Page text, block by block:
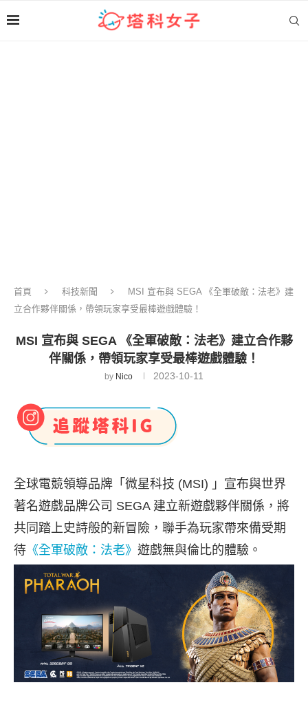
首頁 科技新聞
MSI 宣布與 SEGA 《全軍破敵：法老》建
立合作夥伴關係，帶領玩家享受最棒遊戲體驗！
MSI 宣布與 SEGA 《全軍破敵：法老》建立合作夥
伴關係，帶領玩家享受最棒遊戲體驗！
by Nico 2023-10-11
全球電競領導品牌「微星科技 (MSI) 」宣布與世界
著名遊戲品牌公司 SEGA 建立新遊戲夥伴關係，將
共同踏上史詩般的新冒險，聯手為玩家帶來備受期
待 《全軍破敵：法老》 遊戲無與倫比的體驗。